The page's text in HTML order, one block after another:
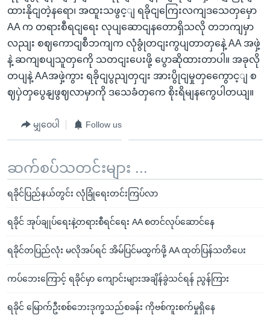
ထားနိုငျတဲ့နရော၊ အထူးသဖွင့ျ ရခိုငျကြေးလကျဒသေတှမှော
AA က တရားစီရငျရေး လုပျဆောငျနတောရှိသလို တဘကျမှာ
လညျး စဈကောငျစီဘကျက လုံခွုံတငျးကွပျတာတှနေဲ့ AA အဖှဲ့
နဲ့ ဆကျစပျသူတှကေို သတငျးပေးဖို့ ပွောဆိုထားတာပါ။ အခုလို
တပျနဲ့ AAအဖှဲ့ကွား ရခိုငျပွညျတှငျး အားပွိုငျမှုတှကွေောင့ျ စ
ဈပှဲတှပွေနျဖွဈလာမှာကို ဒသေခံတှကေ စိုးရိမျနကွေပါတယျ။
မျှဝေပါ Follow us
ဆက်စပ်သတင်းများ ...
ရခိုင်ပြည်နယ်တွင်း လုံခြုံရေးတင်းကြပ်လာ
ရခိုင် အုပ်ချုပ်ရေးနဲ့တရားစီရင်ရေး AA စတင်လုပ်ဆောင်နေ
ရခိုင်တပြည်လုံး မလိုအပ်ရင် အိမ်ပြင်မထွက်ဖို့ AA ထုတ်ပြန်သတိပေး
ကပ်ဘေးကြောင့် ရခိုင်မှာ ကျောင်းများအချိန်ခွဲသင်ရန် ညွန်ကြား
ရခိုင် မြောက်ဦးစစ်ဘေးဒုက္ခသည်စခန်း ကိုဗစ်ကူးစက်မှုရှိနေ